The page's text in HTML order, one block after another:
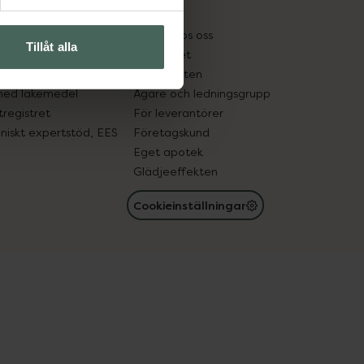
Tillåt alla
in gammal medicin
läkemedel
expertstöd, EES
Pressrum
Jobba hos oss
Hållbarhet
Samarbeten
Ägare och ledningsgrupp
För leverantörer
Företagskund
Eget apotek
Glädjeeffekten
Cookieinställningar